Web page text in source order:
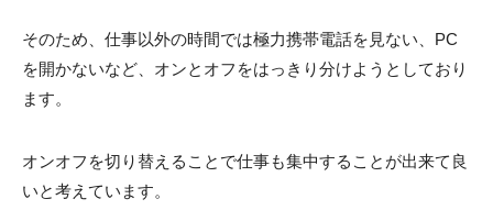
そのため、仕事以外の時間では極力携帯電話を見ない、PC
を開かないなど、オンとオフをはっきり分けようとしており
ます。
オンオフを切り替えることで仕事も集中することが出来て良
いと考えています。